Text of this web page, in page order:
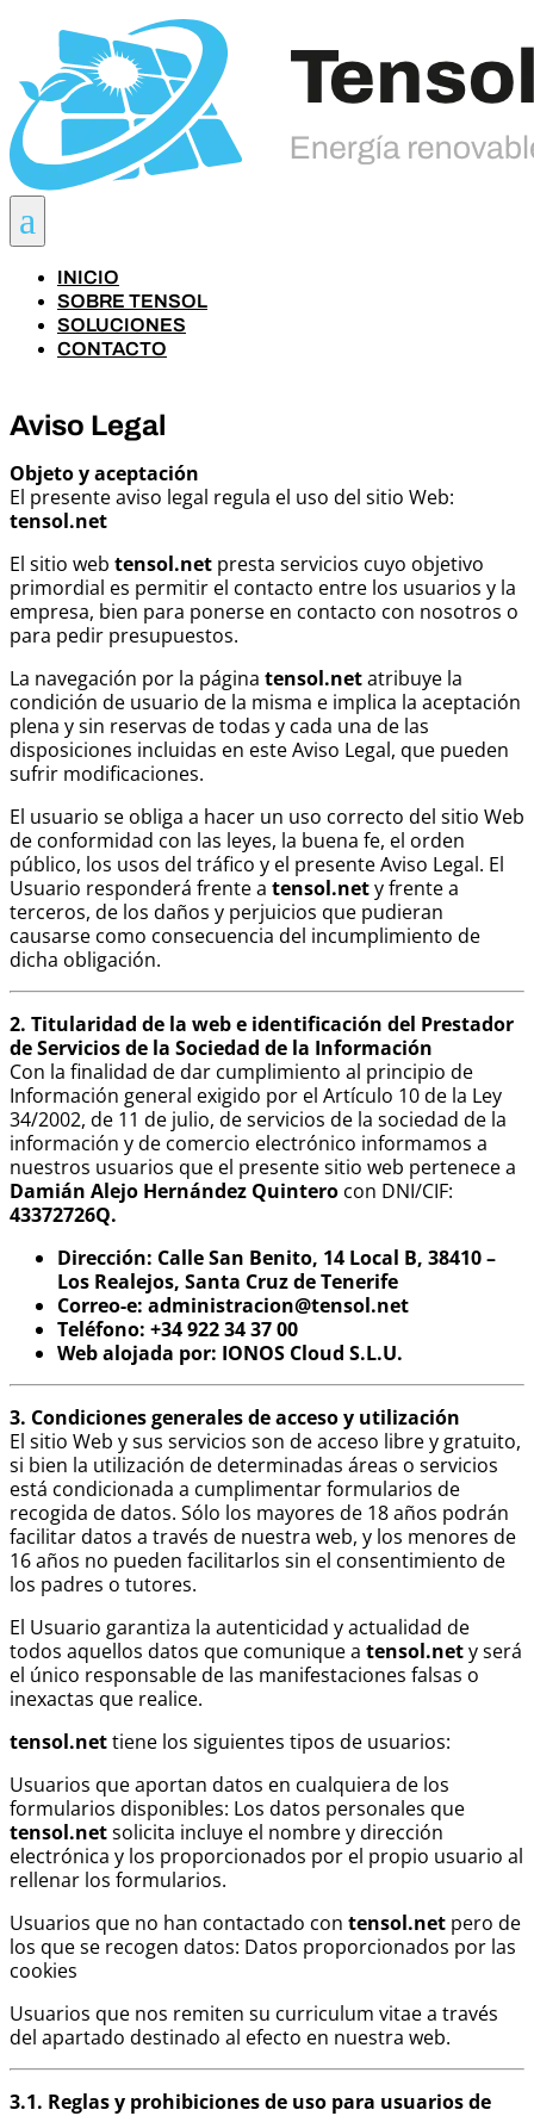
a
INICIO
SOBRE TENSOL
SOLUCIONES
CONTACTO
Aviso Legal
Objeto y aceptación
El presente aviso legal regula el uso del sitio Web:
tensol.net
El sitio web tensol.net presta servicios cuyo objetivo
primordial es permitir el contacto entre los usuarios y la
empresa, bien para ponerse en contacto con nosotros o
para pedir presupuestos.
La navegación por la página tensol.netatribuye la
condición de usuario de la misma e implica la aceptación
plena y sin reservas de todas y cada una de las
disposiciones incluidas en este Aviso Legal, que pueden
sufrir modificaciones.
El usuario se obliga a hacer un uso correcto del sitio Web
de conformidad con las leyes, la buena fe, el orden
público, los usos del tráfico y el presente Aviso Legal. El
Usuario responderá frente a tensol.nety frente a
terceros, de los daños y perjuicios que pudieran
causarse como consecuencia del incumplimiento de
dicha obligación.
2. Titularidad de la web e identificación del Prestador
de Servicios de la Sociedad de la Información
Con la finalidad de dar cumplimiento al principio de
Información general exigido por el Artículo 10 de la Ley
34/2002, de 11 de julio, de servicios de la sociedad de la
información y de comercio electrónico informamos a
nuestros usuarios que el presente sitio web pertenece a
Damián Alejo Hernández Quintero con DNI/CIF:
43372726Q.
Dirección: Calle San Benito, 14 Local B, 38410 –
Los Realejos, Santa Cruz de Tenerife
Correo-e: administracion@tensol.net
Teléfono: +34 922 34 37 00
Web alojada por: IONOS Cloud S.L.U.
3. Condiciones generales de acceso y utilización
El sitio Web y sus servicios son de acceso libre y gratuito,
si bien la utilización de determinadas áreas o servicios
está condicionada a cumplimentar formularios de
recogida de datos. Sólo los mayores de 18 años podrán
facilitar datos a través de nuestra web, y los menores de
16 años no pueden facilitarlos sin el consentimiento de
los padres o tutores.
El Usuario garantiza la autenticidad y actualidad de
todos aquellos datos que comunique a tensol.nety será
el único responsable de las manifestaciones falsas o
inexactas que realice.
tensol.nettiene los siguientes tipos de usuarios:
Usuarios que aportan datos en cualquiera de los
formularios disponibles: Los datos personales que
tensol.netsolicita incluye el nombre y dirección
electrónica y los proporcionados por el propio usuario al
rellenar los formularios.
Usuarios que no han contactado con tensol.net pero de
los que se recogen datos: Datos proporcionados por las
cookies
Usuarios que nos remiten su curriculum vitae a través
del apartado destinado al efecto en nuestra web.
3.1. Reglas y prohibiciones de uso para usuarios de